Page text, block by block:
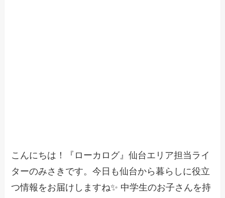
こんにちは！『ローカログ』仙台エリア担当ライ
ターのみさきです。今日も仙台から暮らしに役立
つ情報をお届けしますね✨ 中学生のお子さんを持